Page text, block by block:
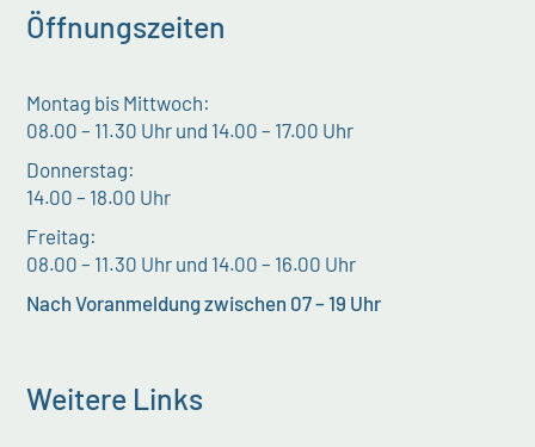
Öffnungszeiten
Montag bis Mittwoch:
08.00 – 11.30 Uhr und 14.00 – 17.00 Uhr
Donnerstag:
14.00 – 18.00 Uhr
Freitag:
08.00 – 11.30 Uhr und 14.00 – 16.00 Uhr
Nach Voranmeldung zwischen 07 – 19 Uhr
Weitere Links